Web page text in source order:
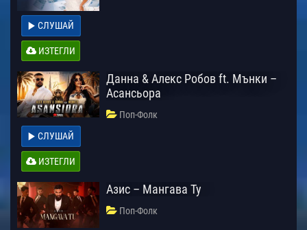
СЛУШАЙ
ИЗТЕГЛИ
Данна & Алекс Робов ft. Мънки –
Асансьора
Поп-Фолк
СЛУШАЙ
ИЗТЕГЛИ
Азис – Мангава Ту
Поп-Фолк